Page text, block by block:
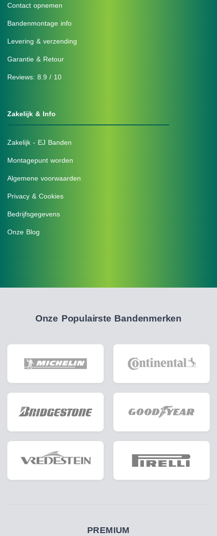
Contact opnemen
Bandenmontage info
Levering & verzending
Garantie & Retour
Reviews: 8.9 / 10
Zakelijk & Info
Zakelijk - EJ Banden
Montagepunt worden
Algemene voorwaarden
Privacy & Cookies
Bedrijfsgegevens
Onze Blog
Onze Populairste Bandenmerken
PREMIUM